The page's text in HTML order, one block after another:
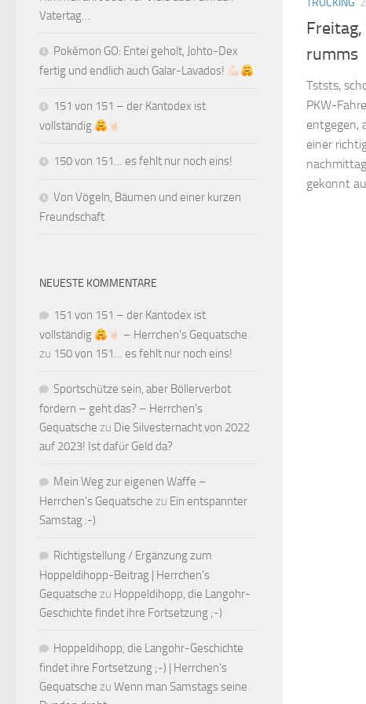
rumms
Tststs,
PKW-
entgegen,
einer
gekonnt
Vatertag…
Pokémon GO: Entei geholt, Johto-Dex
fertig und endlich auch Galar-Lavados!
151 von 151 – der Kantodex ist
vollständig
150 von 151… es fehlt nur noch eins!
Von Vögeln, Bäumen und einer kurzen
Freundschaft
NEUESTE KOMMENTARE
151 von 151 – der Kantodex ist
vollständig
– Herrchen's Gequatsche
zu 150 von 151… es fehlt nur noch eins!
Sportschütze sein, aber Böllerverbot
fordern – geht das? – Herrchen's
Gequatsche zu Die Silvesternacht von 2022
auf 2023! Ist dafür Geld da?
Mein Weg zur eigenen Waffe –
Herrchen's Gequatsche zu Ein entspannter
Samstag :-)
Richtigstellung / Ergänzung zum
Hoppeldihopp-Beitrag | Herrchen's
Gequatsche zu Hoppeldihopp, die Langohr-
Geschichte findet ihre Fortsetzung ;-)
Hoppeldihopp, die Langohr-Geschichte
findet ihre Fortsetzung ;-) | Herrchen's
Gequatsche zu Wenn man Samstags seine